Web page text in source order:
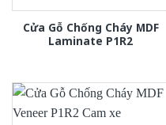
Cửa Gỗ Chống Cháy MDF
Laminate P1R2